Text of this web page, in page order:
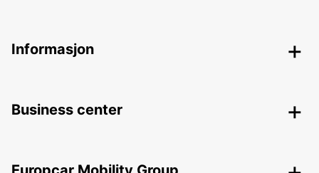
Informasjon
Business center